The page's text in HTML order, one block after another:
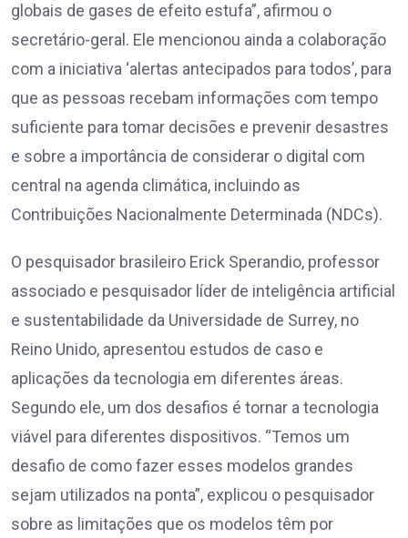
globais de gases de efeito estufa”, afirmou o
secretário-geral. Ele mencionou ainda a colaboração
com a iniciativa ‘alertas antecipados para todos’, para
que as pessoas recebam informações com tempo
suficiente para tomar decisões e prevenir desastres
e sobre a importância de considerar o digital com
central na agenda climática, incluindo as
Contribuições Nacionalmente Determinada (NDCs).
O pesquisador brasileiro Erick Sperandio, professor
associado e pesquisador líder de inteligência artificial
e sustentabilidade da Universidade de Surrey, no
Reino Unido, apresentou estudos de caso e
aplicações da tecnologia em diferentes áreas.
Segundo ele, um dos desafios é tornar a tecnologia
viável para diferentes dispositivos. “Temos um
desafio de como fazer esses modelos grandes
sejam utilizados na ponta”, explicou o pesquisador
sobre as limitações que os modelos têm por